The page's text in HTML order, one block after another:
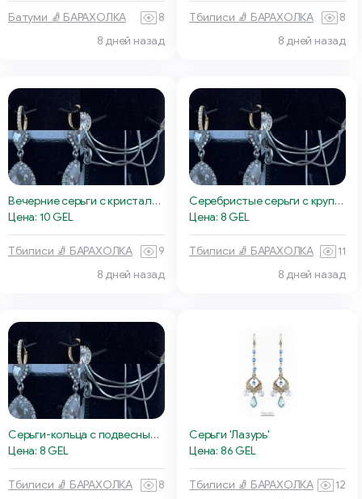
Батуми 🧦 БАРАХОЛКА
8
8 дней назад
Тбилиси 🧦 БАРАХОЛКА
8
8 дней назад
Вечерние серьги с кристаллами-каплями
Цена: 10 GEL
Тбилиси 🧦 БАРАХОЛКА
9
8 дней назад
Серебристые серьги с крупными камнями
Цена: 8 GEL
Тбилиси 🧦 БАРАХОЛКА
11
8 дней назад
Серьги-кольца с подвесными камнями
Цена: 8 GEL
Тбилиси 🧦 БАРАХОЛКА
8
Серьги 'Лазурь'
Цена: 86 GEL
Тбилиси 🧦 БАРАХОЛКА
12